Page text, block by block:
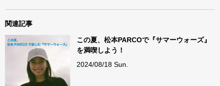
関連記事
この夏、松本PARCOで『サマーウォーズ』
を満喫しよう！
2024/08/18 Sun.